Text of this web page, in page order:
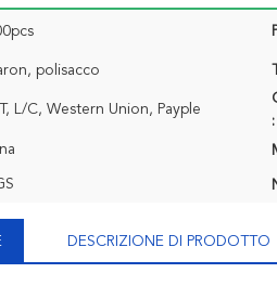
polisacco
T, L/C, Western Union, Payple
:
DESCRIZIONE DI PRODOTTO